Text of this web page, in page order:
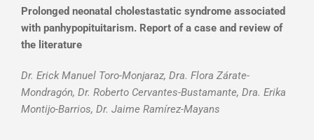
Prolonged neonatal cholestastatic syndrome associated
with panhypopituitarism. Report of a case and review of
the literature
Dr. Erick Manuel Toro-Monjaraz, Dra. Flora Zárate-
Mondragón, Dr. Roberto Cervantes-Bustamante, Dra. Erika
Montijo-Barrios, Dr. Jaime Ramírez-Mayans